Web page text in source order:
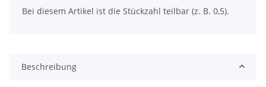
Bei diesem Artikel ist die Stückzahl teilbar (z. B. 0,5).
Beschreibung